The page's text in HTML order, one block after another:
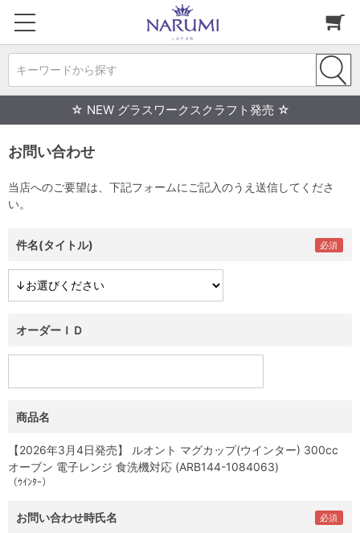
キーワードから探す
☆ NEW グラスワークスクラフト発売 ☆
お問い合わせ
当店へのご要望は、下記フォームにご記入のうえ送信してくださ
い。
件名(タイトル)
オーダーＩＤ
商品名
【2026年3月4日発売】 ルオント マグカップ(ウインター) 300cc
オーブン 電子レンジ 食洗機対応 (ARB144-1084063)
（ｳｲﾝﾀｰ）
お問い合わせ時氏名